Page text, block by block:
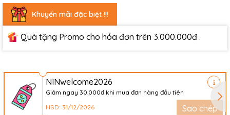
Khuyến mãi đặc biệt !!!
Quà tặng Promo cho hóa đơn trên 3.000.000đ .
NINwelcome2026
Giảm ngay 30.000đ khi mua đơn hàng đầu tiên
HSD: 31/12/2026
Sao chép